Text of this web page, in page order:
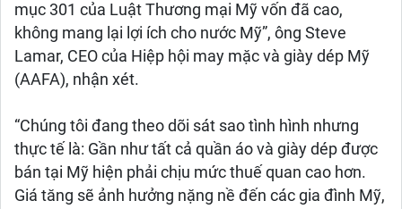
mục 301 của Luật Thương mại Mỹ vốn đã cao,
không mang lại lợi ích cho nước Mỹ”, ông Steve
Lamar, CEO của Hiệp hội may mặc và giày dép Mỹ
(AAFA), nhận xét.
“Chúng tôi đang theo dõi sát sao tình hình nhưng
thực tế là: Gần như tất cả quần áo và giày dép được
bán tại Mỹ hiện phải chịu mức thuế quan cao hơn.
Giá tăng sẽ ảnh hưởng nặng nề đến các gia đình Mỹ,